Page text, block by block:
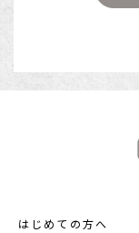
はじめての方へ